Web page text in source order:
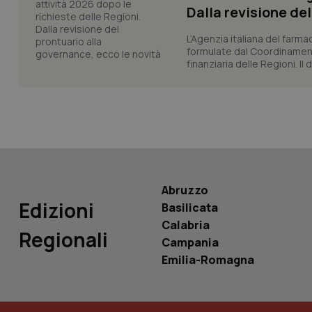
Dalla revisione
L’Agenzia italiana del
formulate dal
finanziaria delle Regioni. Il
Edizioni
Regionali
Abruzzo
Basilicata
Calabria
Campania
Emilia-Romagna
tracking-sites-
tracking-enable